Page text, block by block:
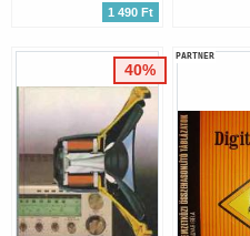
1 490 Ft
40%
PARTNER